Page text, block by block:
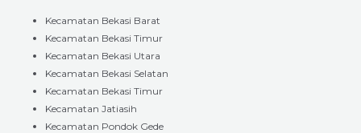
Kecamatan Bekasi Barat
Kecamatan Bekasi Timur
Kecamatan Bekasi Utara
Kecamatan Bekasi Selatan
Kecamatan Bekasi Timur
Kecamatan Jatiasih
Kecamatan Pondok Gede